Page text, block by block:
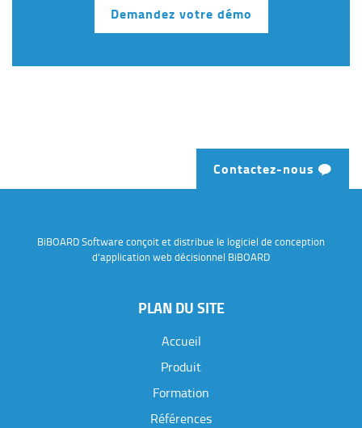
Demandez votre démo
Contactez-nous
BiBOARD Software conçoit et distribue le logiciel de conception
d'application web décisionnel BiBOARD
PLAN DU SITE
Accueil
Produit
Formation
Références